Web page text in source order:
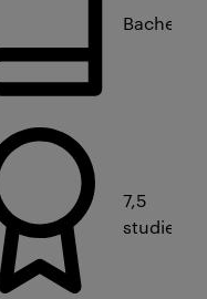
7,5